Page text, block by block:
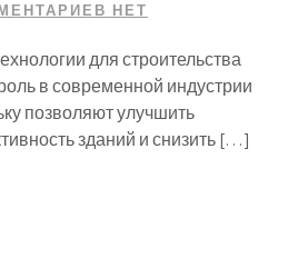
НЕТ
для строительства
в современной индустрии
позволяют улучшить
зданий и снизить […]